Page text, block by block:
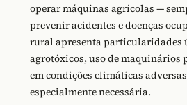
operar máquinas agrícolas —
prevenir acidentes e doenças
rural apresenta particularidades
agrotóxicos, uso de maquinários
em condições climáticas
especialmente necessária.